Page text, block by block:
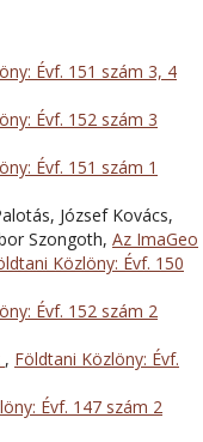
Évf. 151 szám 3, 4
Évf. 152 szám 3
Évf. 151 szám 1
József Kovács,
Szongoth, Az ImaGeo
Közlöny: Évf. 150
Évf. 152 szám 2
, Földtani Közlöny: Évf.
Évf. 147 szám 2